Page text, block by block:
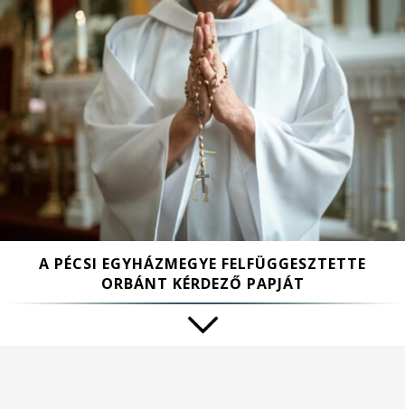
A PÉCSI EGYHÁZMEGYE FELFÜGGESZTETTE
ORBÁNT KÉRDEZŐ PAPJÁT